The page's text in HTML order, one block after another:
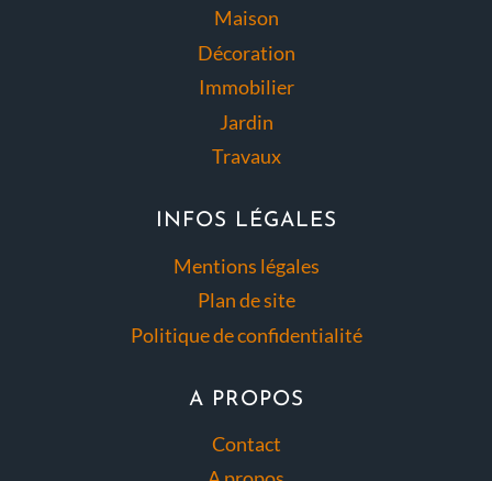
Maison
Décoration
Immobilier
Jardin
Travaux
INFOS LÉGALES
Mentions légales
Plan de site
Politique de confidentialité
A PROPOS
Contact